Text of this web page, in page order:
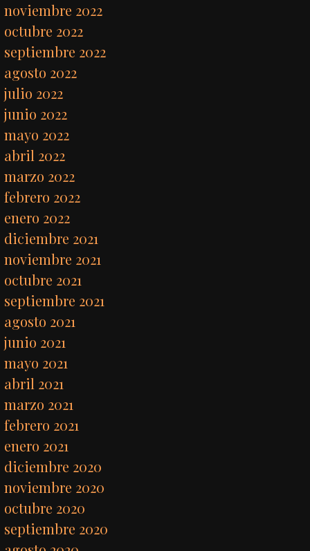
noviembre 2022
octubre 2022
septiembre 2022
agosto 2022
julio 2022
junio 2022
mayo 2022
abril 2022
marzo 2022
febrero 2022
enero 2022
diciembre 2021
noviembre 2021
octubre 2021
septiembre 2021
agosto 2021
junio 2021
mayo 2021
abril 2021
marzo 2021
febrero 2021
enero 2021
diciembre 2020
noviembre 2020
octubre 2020
septiembre 2020